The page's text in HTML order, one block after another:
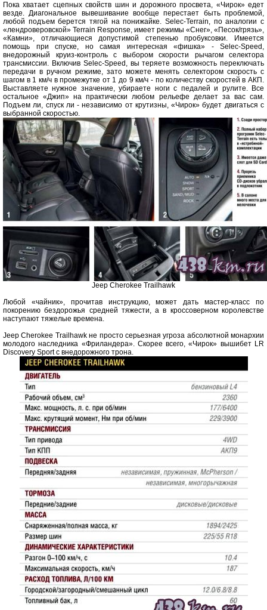
Пока хватает сцепных свойств шин и дорожного просвета, «Чирок» едет
везде. Диагональное вывешивание вообще перестает быть проблемой,
любой подъем берется тягой на понижайке. Selec-Terrain, по аналогии с
«лендроверовской» Terrain Response, имеет режимы «Снег», «Песок/грязь»,
«Камни», отличающиеся допустимой степенью пробуксовки. Имеется
помощь при спуске, но самая интересная «фишка» - Selec-Speed,
внедорожный круиз-контроль с выбором скорости рычагом селектора
трансмиссии. Включив Selec-Speed, вы теряете возможность переключать
передачи в ручном режиме, зато можете менять селектором скорость с
шагом в 1 км/ч в промежутке от 1 до 9 км/ч - по количеству скоростей в АКП.
Выставляете нужное значение, убираете ноги с педалей и рулите. Все
остальное «Джип» на практически любом рельефе делает за вас сам.
Подъем ли, спуск ли - независимо от крутизны, «Чирок» будет двигаться с
выбранной скоростью.
Jeep Cherokee Trailhawk
Любой «чайник», прочитав инструкцию, может дать мастер-класс по
покорению бездорожья средней тяжести, а в кроссоверном королевстве
наступают тяжелые времена.
Jeep Cherokee Trailhawk не просто серьезная угроза абсолютной монархии
молодого наследника «Фриландера». Скорее всего, «Чирок» вышибет LR
Discovery Sport с внедорожного трона.